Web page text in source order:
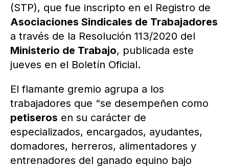
(STP), que fue inscripto en el Registro de
Asociaciones Sindicales de Trabajadores
a través de la Resolución 113/2020 del
Ministerio de Trabajo, publicada este
jueves en el Boletín Oficial.
El flamante gremio agrupa a los
trabajadores que “se desempeñen como
petiseros en su carácter de
especializados, encargados, ayudantes,
domadores, herreros, alimentadores y
entrenadores del ganado equino bajo